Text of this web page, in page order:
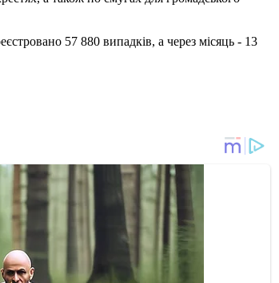
57 880 випадків, а через місяць - 13